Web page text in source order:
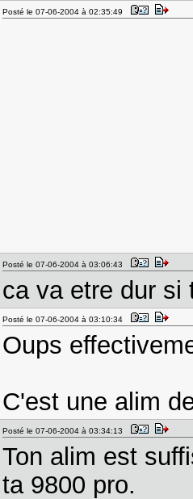
Posté le 07-06-2004 à 02:35:49
Posté le 07-06-2004 à 03:06:43
ca va etre dur
Posté le 07-06-2004 à 03:10:34
Oups
C'est une alim
Posté le 07-06-2004 à 03:34:13
Ton alim est
ta 9800 pro.